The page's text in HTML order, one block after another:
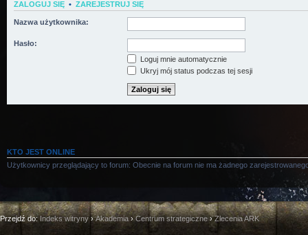
ZALOGUJ SIĘ • ZAREJESTRUJ SIĘ
Nazwa użytkownika:
Hasło:
Loguj mnie automatycznie
Ukryj mój status podczas tej sesji
KTO JEST ONLINE
Użytkownicy przeglądający to forum: Obecnie na forum nie ma żadnego
Przejdź do:Indeks witryny›Akademia ›Centrum strategiczne ›Zlecenia ARK